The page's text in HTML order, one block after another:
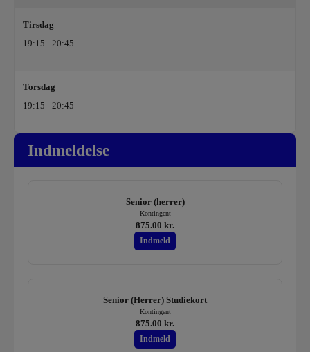
Tirsdag
19:15 - 20:45
Torsdag
19:15 - 20:45
Indmeldelse
Senior (herrer)
Kontingent
875.00 kr.
Indmeld
Senior (Herrer) Studiekort
Kontingent
875.00 kr.
Indmeld